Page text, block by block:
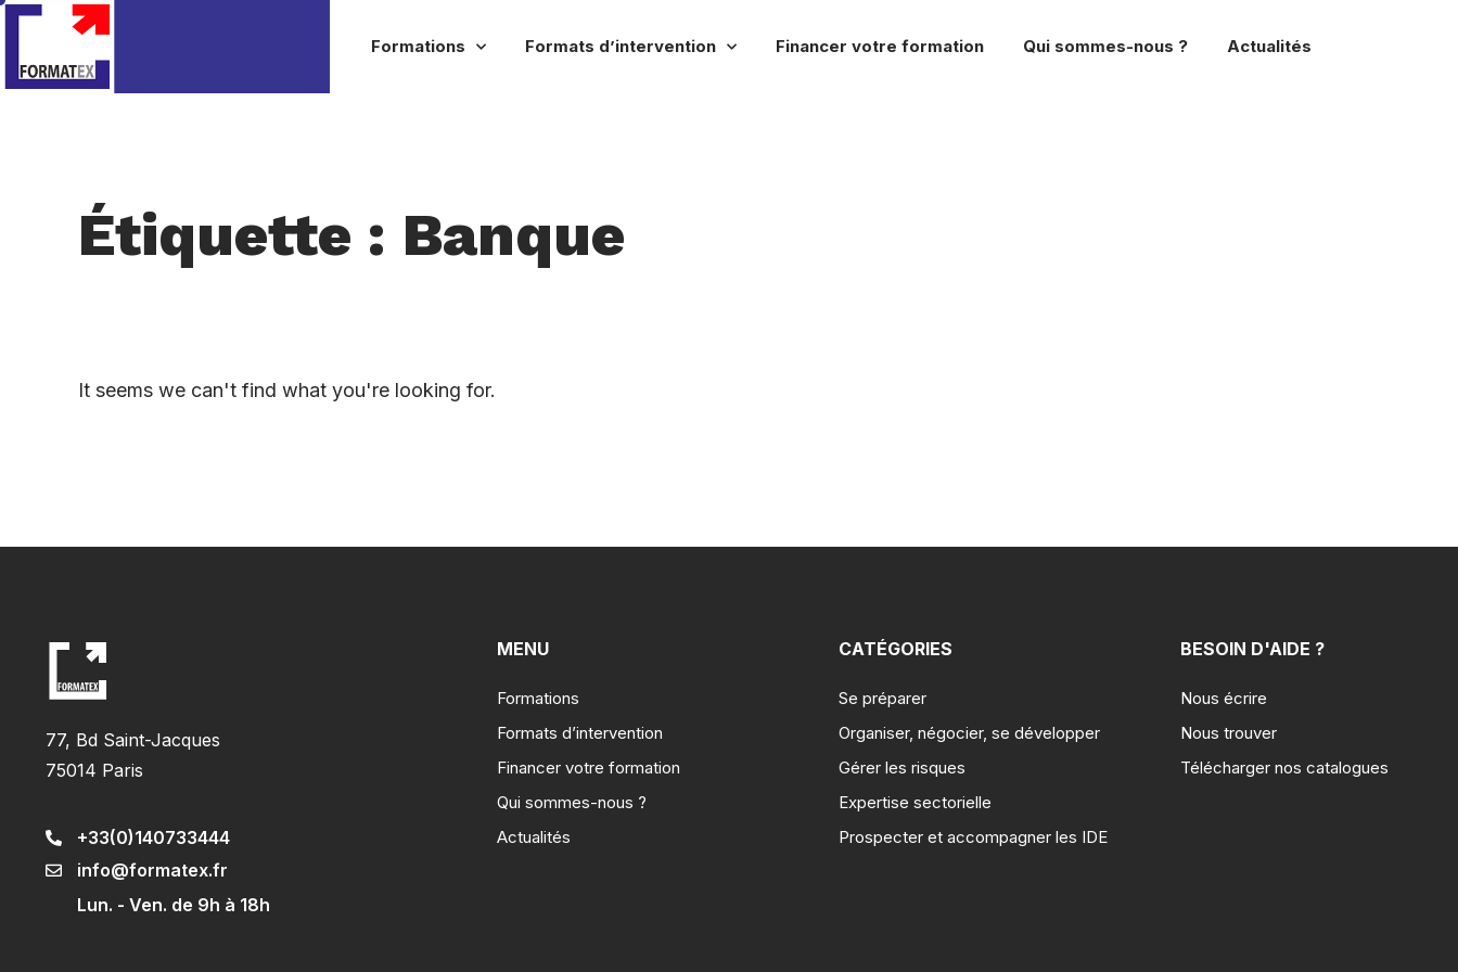
Formations Formats d’intervention Financer votre formation Qui sommes-nous ? Actualités
Étiquette : Banque
It seems we can't find what you're looking for.
77, Bd Saint-Jacques
75014 Paris
+33(0)140733444
info@formatex.fr
Lun. - Ven. de 9h à 18h
MENU
Formations
Formats d’intervention
Financer votre formation
Qui sommes-nous ?
Actualités
CATÉGORIES
Se préparer
Organiser, négocier, se développer
Gérer les risques​
Expertise sectorielle
Prospecter et accompagner les IDE
BESOIN D'AIDE ?
Nous écrire
Nous trouver
Télécharger nos catalogues